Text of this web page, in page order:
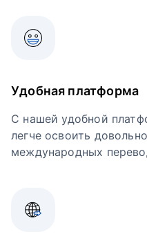
Удобная платформа
С нашей удобной
легче освоить
международных